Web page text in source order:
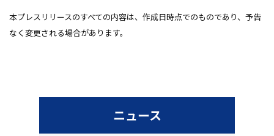
本プレスリリースのすべての内容は、作成日時点でのものであり、予告
なく変更される場合があります。
ニュース